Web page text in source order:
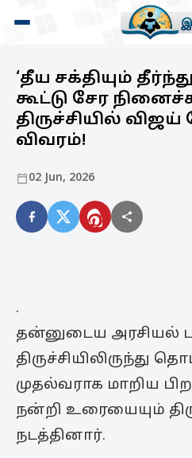
‘தீய சக்தியும்
கூட்டு சேர
திருச்சியில் விஜய்
விவரம்!
02 Jun, 2026
.
தன்னுடைய அரசியல்
திருச்சியிலிருந்து
முதல்வராக மாறிய
நன்றி உரையையும்
நடத்தினார்.